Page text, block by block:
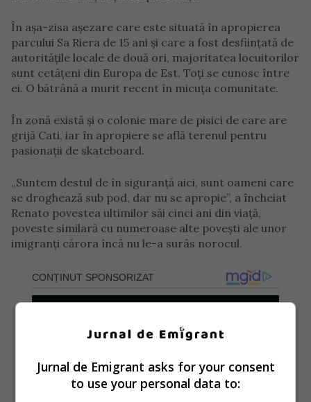
În așa-zisa așezare care este situată în apropierea
parcului Sa Riera de 15 ani și care a fost desființată de
autoritățile locale de două ori, majoritatea locuitorilor
sunt cetățeni din Europa de Est. Toți se cunosc între
ei. O bătrână a murit recent în micuța comunitate.
În zonă există și o colonie mare de pisici de care are
grijă Cati, iar în apropiere se află terenul pentru
pasionații de skateboard.
„Suntem destul de în siguranță aici, sunt oameni care
se droghează sub pod, dar nu se apropie”, a încheiat
Renato povestea ultimilor săi cinci ani din viață,
poveste similară cu numeroase alte povești ale unor
imigranți cărora încă nu le-a surâs norocul.
Jurnal de Emigrant asks for your consent
to use your personal data to: